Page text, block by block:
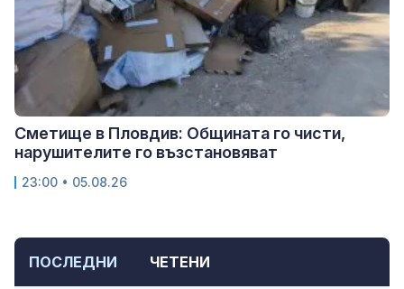
ПОСЛЕДНИ ЧЕТЕНИ
Сметище в Пловдив: Общината го чисти,
нарушителите го възстановяват
23:00 • 05.08.26